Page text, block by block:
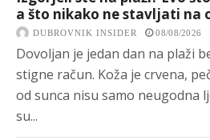
a što nikako ne stavljati na
DUBROVNIK INSIDER 08/08/2026
Dovoljan je jedan dan na plaži
stigne račun. Koža je crvena,
od sunca nisu samo neugodna
su...